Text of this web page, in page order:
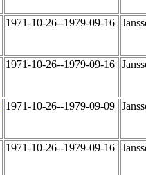
1971-10-26--1979-09-16
1971-10-26--1979-09-16
1971-10-26--1979-09-09
1971-10-26--1979-09-16